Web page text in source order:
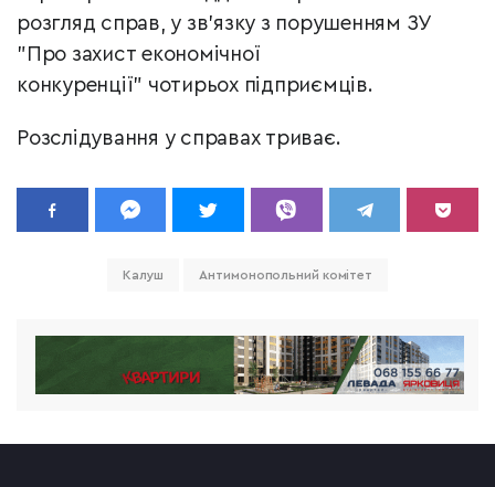
розгляд справ, у зв’язку з порушенням ЗУ
"Про захист економічної
конкуренції" чотирьох підприємців.
Розслідування у справах триває.
Калуш Антимонопольний комітет